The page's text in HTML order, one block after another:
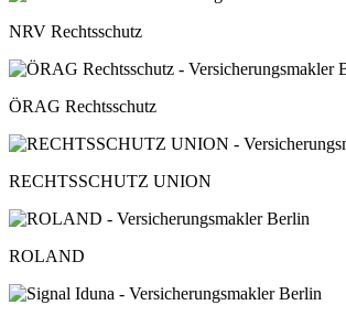
NRV Rechtsschutz
ÖRAG Rechtsschutz
RECHTSSCHUTZ UNION
ROLAND